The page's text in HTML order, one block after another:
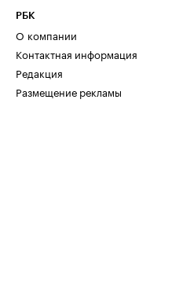
РБК
О компании
Контактная информация
Редакция
Размещение рекламы